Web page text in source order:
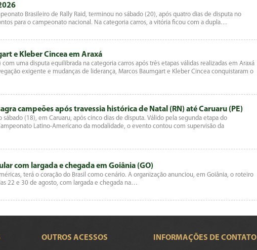
Brasileiro de Rally Raid, terminou no sábado (20), após quatro dias de disputa no
para o campeonato nacional. Na categoria carros, a vitória ficou com a dupla…
e Kleber Cincea em Araxá
uma disputa equilibrada na categoria carros após três etapas válidas realizadas em Araxá
exigente e mudanças de liderança, Marcos Baumgart e Kleber Cincea conquistaram o
campeões após travessia histórica de Natal (RN) até Caruaru (PE)
(18), em Caruaru, após cinco dias de disputa. Válido pela segunda etapa do
Latino-Americano da modalidade, o evento contou com supervisão da
com largada e chegada em Goiânia (GO)
terá o coração do Brasil como cenário. A organização anunciou, em Goiânia, o roteiro
22 e 30 de agosto, com largada e chegada na…
OUTROS ACESSOS INFORMAÇÕES DE CONTATO